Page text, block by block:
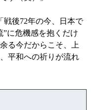
後72年の今、日本で
に危機感を抱くだけ
る今だからこそ、上
平和への祈りが流れ